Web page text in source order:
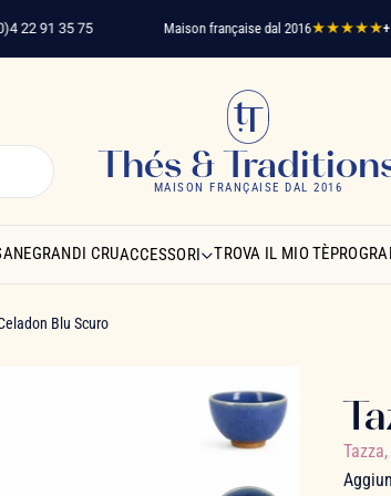
91 35 75 Maison française dal 2016 ★★★★★+
Thés &
MAISON FRANÇAISE DAL 2016
GRANDI CRUACCESSORI TROVA IL MIO TÈ
Blu Scuro